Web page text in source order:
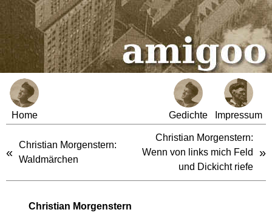
Home Gedichte Impressum
«
Christian Morgenstern:
Waldmärchen
Christian Morgenstern:
Wenn von links mich Feld
und Dickicht riefe
»
Christian Morgenstern